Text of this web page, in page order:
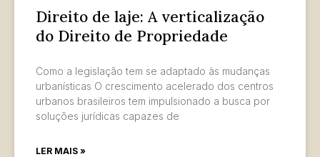
Direito de laje: A verticalização
do Direito de Propriedade
Como a legislação tem se adaptado às mudanças
urbanísticas O crescimento acelerado dos centros
urbanos brasileiros tem impulsionado a busca por
soluções jurídicas capazes de
LER MAIS »